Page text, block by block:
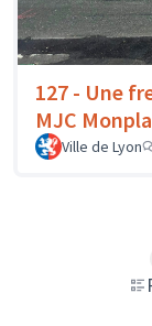
127 - Une
MJC
Ville de Lyon